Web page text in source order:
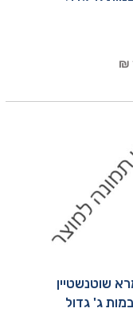
שוטנשטיין
ג' גדול